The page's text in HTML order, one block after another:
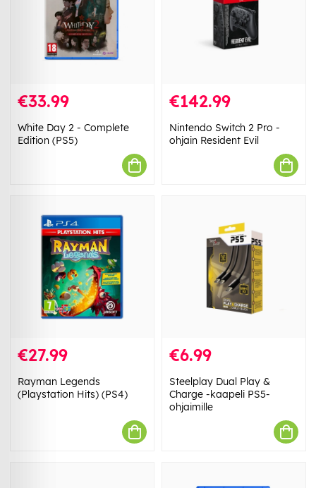
€33.99
White Day 2 - Complete
Edition (PS5)
€142.99
Nintendo Switch 2 Pro -
ohjain Resident Evil
€27.99
Rayman Legends
(Playstation Hits) (PS4)
€6.99
Steelplay Dual Play &
Charge -kaapeli PS5-
ohjaimille